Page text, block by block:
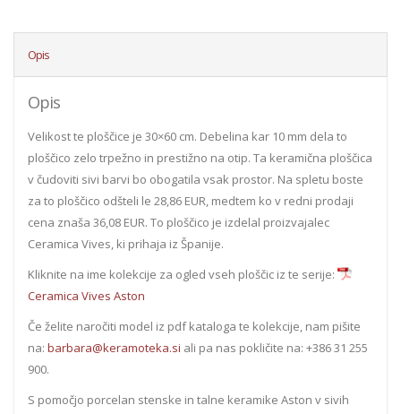
Opis
Opis
Velikost te ploščice je 30×60 cm. Debelina kar 10 mm dela to
ploščico zelo trpežno in prestižno na otip. Ta keramična ploščica
v čudoviti sivi barvi bo obogatila vsak prostor. Na spletu boste
za to ploščico odšteli le 28,86 EUR, medtem ko v redni prodaji
cena znaša 36,08 EUR. To ploščico je izdelal proizvajalec
Ceramica Vives, ki prihaja iz Španije.
Kliknite na ime kolekcije za ogled vseh ploščic iz te serije:
Ceramica Vives Aston
Če želite naročiti model iz pdf kataloga te kolekcije, nam pišite
na: barbara@keramoteka.si ali pa nas pokličite na: +386 31 255
900.
S pomočjo porcelan stenske in talne keramike Aston v sivih